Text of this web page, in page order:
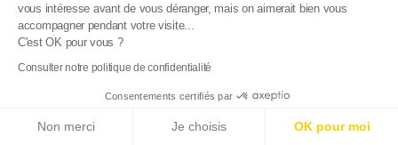
vous intéresse avant de vous déranger, mais on aimerait bien vous
accompagner pendant votre visite...
C'est OK pour vous ?
Consulter notre politique de confidentialité
Consentements certifiés par
Non merci Je choisis OK pour moi
[Kypr] Strategie: Rozvoj podniků*
[Chorvatsko] Daňové: DPH, Daně, Formality & Povinnosti
[Chorvatsko] Celnice: Operace, formality a povinnosti*
společnosti, připravte se!
Více informací